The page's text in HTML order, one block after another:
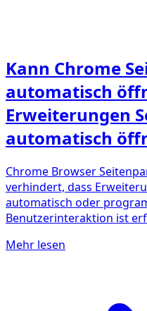
Kann Chrome
automatisch
Erweiterungen
automatisch
Chrome Browser
verhindert, dass
automatisch oder
Benutzerinteraktion ist
Mehr lesen